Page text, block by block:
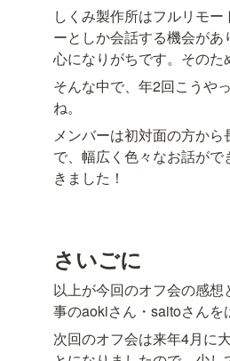
しくみ製作所はフルリモ
ーとしか会話する機会が
心になりがちです。そのた
そんな中で、年2回こうや
ね。
メンバーは初対面の方か
で、幅広く色々なお話が
きました！
さいごに
以上が今回のオフ会の感
事のaokiさん・saitoさんを
次回のオフ会は来年4月に